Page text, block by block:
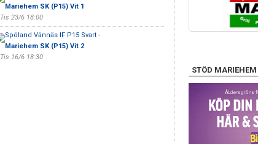
Mariehem SK (P15) Vit 1
Tis 23/6 18:00
Spöland Vännäs IF P15 Svart -
Mariehem SK (P15) Vit 2
Tis 16/6 18:30
STÖD MARIEHEM